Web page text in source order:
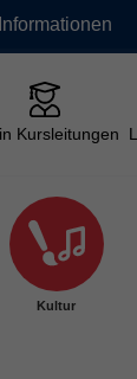
Informationen
Kursleitungen
Kultur